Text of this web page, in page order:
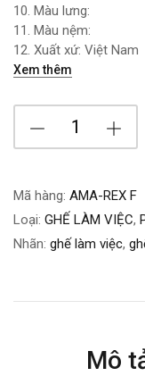
10. Màu lưng:
11. Màu nệm:
12. Xuất xứ: Việt Nam
Xem thêm
Mã hàng: AMA-REX F
Loại: GHẾ LÀM VIỆC,
Nhãn: ghế làm việc,
Mô